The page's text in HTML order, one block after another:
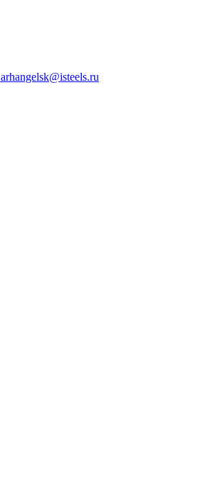
arhangelsk@isteels.ru